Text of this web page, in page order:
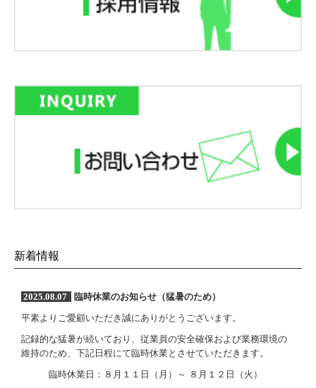
新着情報
2025.08.07
臨時休業のお知らせ（猛暑のため）
平素よりご愛顧いただき誠にありがとうございます。
記録的な猛暑が続いており、従業員の安全確保および業務環境の
維持のため、下記日程にて臨時休業とさせていただきます。
臨時休業日：８月１１日（月）～ ８月１２日（火）